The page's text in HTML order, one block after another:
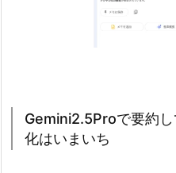
Gemini2.5Proで要約
化はいまいち